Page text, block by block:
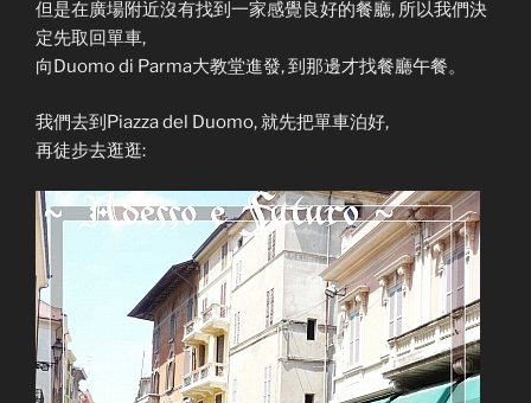
但是在廣場附近沒有找到一家感覺良好的餐廳, 所以我們決
定先取回單車,
向Duomo di Parma大教堂進發, 到那邊才找餐廳午餐。
我們去到Piazza del Duomo, 就先把單車泊好,
再徒步去逛逛: